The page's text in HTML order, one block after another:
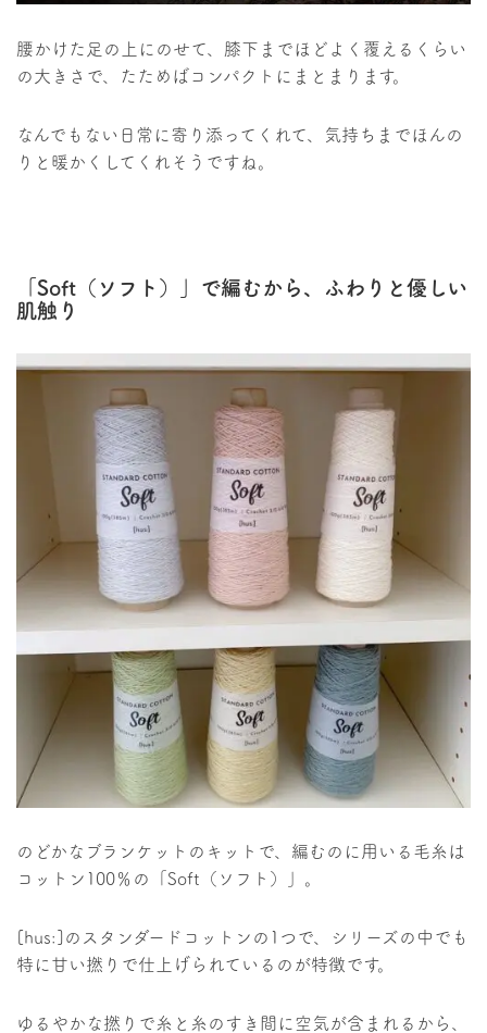
腰かけた足の上にのせて、膝下までほどよく覆えるくらい
の大きさで、たためばコンパクトにまとまります。
なんでもない日常に寄り添ってくれて、気持ちまでほんの
りと暖かくしてくれそうですね。
「Soft（ソフト）」で編むから、ふわりと優しい
肌触り
のどかなブランケットのキットで、編むのに用いる毛糸は
コットン100％の「Soft（ソフト）」。
[hus:]のスタンダードコットンの1つで、シリーズの中でも
特に甘い撚りで仕上げられているのが特徴です。
ゆるやかな撚りで糸と糸のすき間に空気が含まれるから、